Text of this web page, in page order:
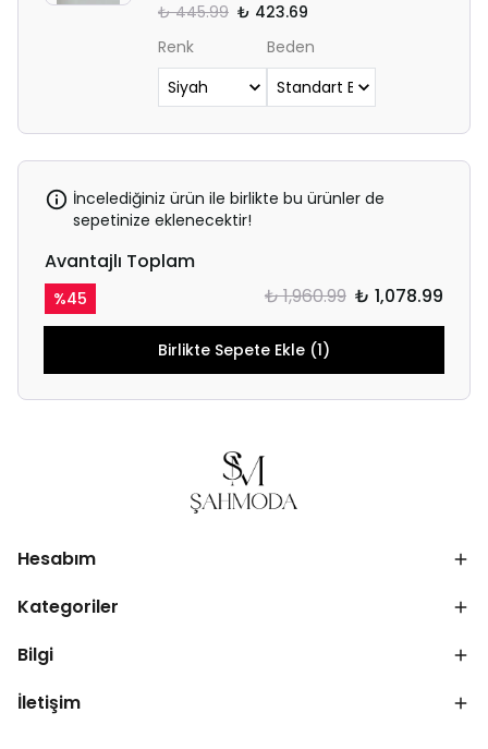
₺ 445.99 ₺ 423.69
Renk
Beden
İncelediğiniz ürün ile birlikte bu ürünler de
sepetinize eklenecektir!
Avantajlı Toplam
%45 ₺ 1,960.99 ₺ 1,078.99
Birlikte Sepete Ekle (1)
Hesabım
Kategoriler
Bilgi
İletişim